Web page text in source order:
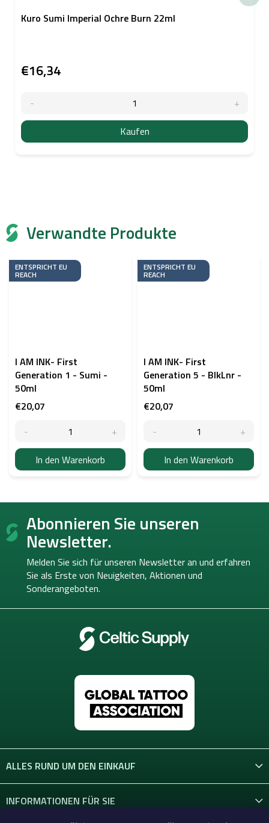
Verwandte Produkte
ENTSPRICHT EU
REACH
I AM INK- First
Generation 1 - Sumi -
50ml
€20,07
In den Warenkorb
ENTSPRICHT EU
REACH
I AM INK- First
Generation 5 - BlkLnr -
50ml
€20,07
In den Warenkorb
Kuro Sumi Imperial Ochre Burn 22ml
€16,34
Kaufen
F
ß Abonnieren Sie unseren
Newsletter.
Melden Sie sich für unseren Newsletter an und erfahren
Sie als Erste von Neuigkeiten, Aktionen und
Sonderangeboten.
ALLES RUND UM DEN EINKAUF
INFORMATIONEN FÜR SIE